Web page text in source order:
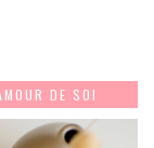
DE SOI